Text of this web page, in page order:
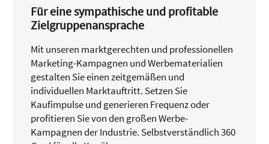
Für eine sympathische und profitable
Zielgruppenansprache
Mit unseren marktgerechten und professionellen
Marketing-Kampagnen und Werbematerialien
gestalten Sie einen zeitgemäßen und
individuellen Marktauftritt. Setzen Sie
Kaufimpulse und generieren Frequenz oder
profitieren Sie von den großen Werbe-
Kampagnen der Industrie. Selbstverständlich 360